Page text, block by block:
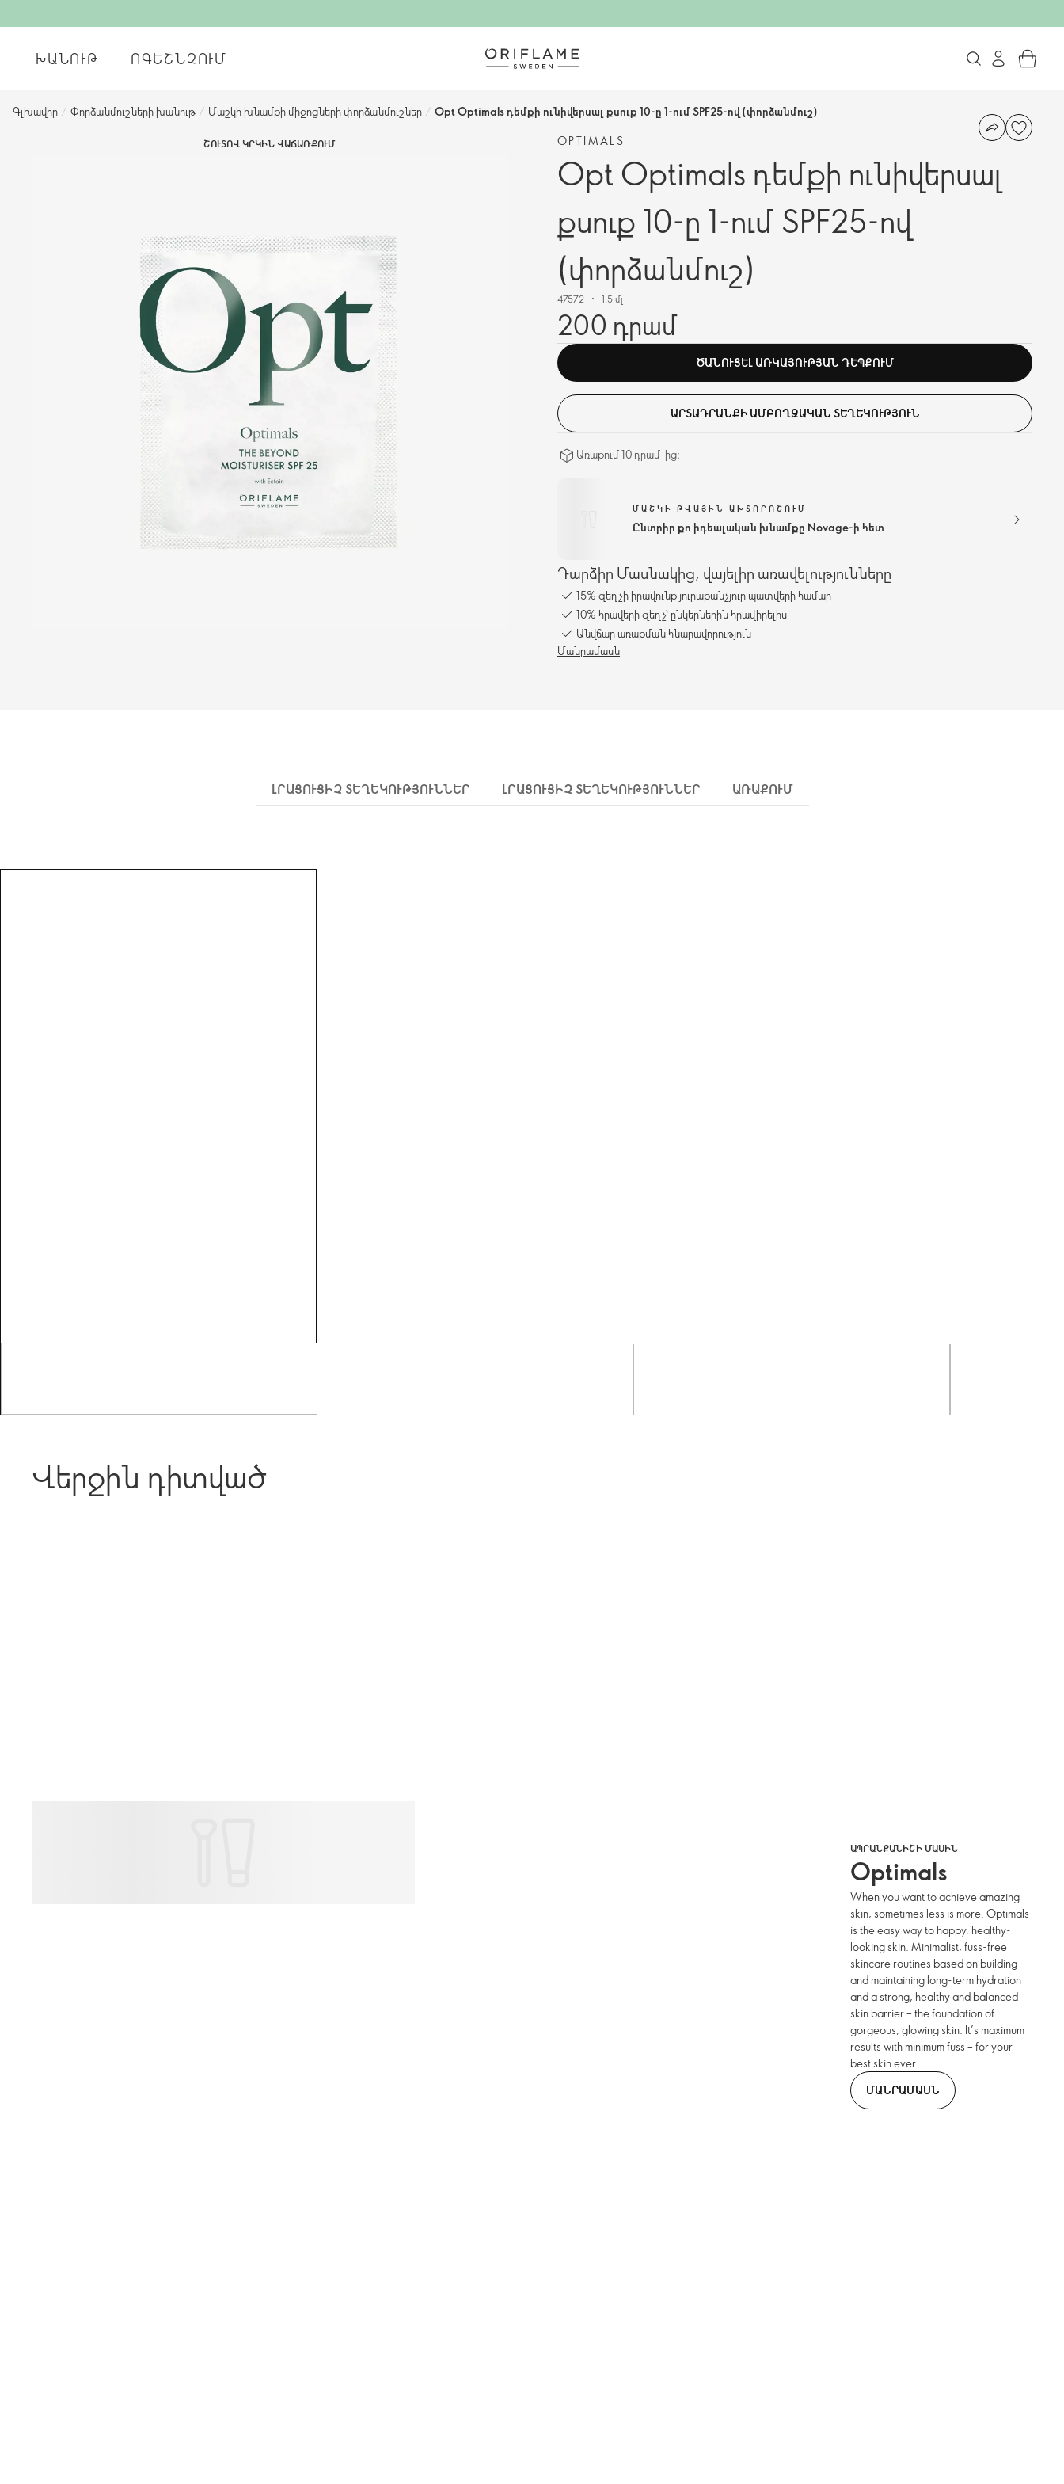
ԽԱՆՈՒԹ ՈԳԵՇՆՉՈՒՄ
Գլխավոր / Փորձանմուշների խանութ / Մաշկի խնամքի միջոցների փորձանմուշներ / Opt Optimals դեմքի ունիվերսալ քսուք 10-ը 1-ում SPF25-ով (փորձանմուշ)
ՇՈՒՏՈՎ ԿՐԿԻՆ ՎԱՃԱՌՔՈՒՄ OPTIMALS
Opt Optimals դեմքի ունիվերսալ
քսուք 10-ը 1-ում SPF25-ով
(փորձանմուշ)
47572 1.5 մլ
200 դրամ
ԾԱՆՈՒՑԵԼ ԱՌԿԱՅՈՒԹՅԱՆ ԴԵՊՔՈՒՄ
ԱՐՏԱԴՐԱՆՔԻ ԱՄԲՈՂՋԱԿԱՆ ՏԵՂԵԿՈՒԹՅՈՒՆ
Առաքում 10 դրամ-ից։
ՄԱՇԿԻ ԹՎԱՅԻՆ ԱԽՏՈՐՈՇՈՒՄ
Ընտրիր քո իդեալական խնամքը Novage-ի հետ
Դարձիր Մասնակից, վայելիր առավելությունները
15% զեղչի իրավունք յուրաքանչյուր պատվերի համար
10% հրավերի զեղչ՝ ընկերներին հրավիրելիս
Անվճար առաքման հնարավորություն
Մանրամասն
ԼՐԱՑՈՒՑԻՉ ՏԵՂԵԿՈՒԹՅՈՒՆՆԵՐ ԼՐԱՑՈՒՑԻՉ ՏԵՂԵԿՈՒԹՅՈՒՆՆԵՐ ԱՌԱՔՈՒՄ
Վերջին դիտված
ԱՊՐԱՆՔԱՆԻՇԻ ՄԱՍԻՆ
Optimals
When you want to achieve amazing
skin, sometimes less is more. Optimals
is the easy way to happy, healthy-
looking skin. Minimalist, fuss-free
skincare routines based on building
and maintaining long-term hydration
and a strong, healthy and balanced
skin barrier – the foundation of
gorgeous, glowing skin. It’s maximum
results with minimum fuss – for your
best skin ever.
ՄԱՆՐԱՄԱՍՆ